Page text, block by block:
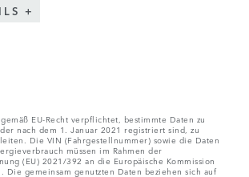
EU-Recht verpflichtet, bestimmte Daten zu
nach dem 1. Januar 2021 registriert sind, zu
Die VIN (Fahrgestellnummer) sowie die Daten
müssen im Rahmen der
(EU) 2021/392 an die Europäische Kommission
Die gemeinsam genutzten Daten beziehen sich auf